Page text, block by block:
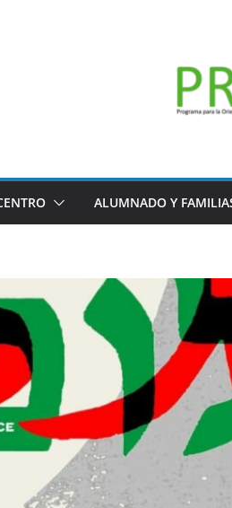
ALUMNADO Y